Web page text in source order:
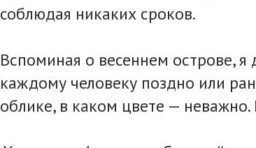
соблюдая никаких сроков.
Вспоминая о весеннем острове,
каждому человеку поздно или
облике, в каком цвете — неважно.